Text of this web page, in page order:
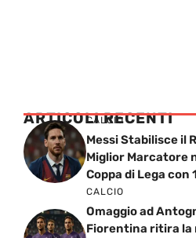
ARTICOLI RECENTI
CALCIO
Messi Stabilisce il
Miglior Marcatore
Coppa di Lega con
CALCIO
Omaggio ad
Fiorentina ritira la